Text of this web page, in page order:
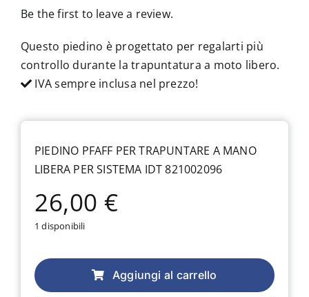
Be the first to leave a review.
Questo piedino è progettato per regalarti più
controllo durante la trapuntatura a moto libero.
IVA sempre inclusa nel prezzo!
PIEDINO PFAFF PER TRAPUNTARE A MANO
LIBERA PER SISTEMA IDT 821002096
26,00€
1 disponibili
Aggiungi al carrello